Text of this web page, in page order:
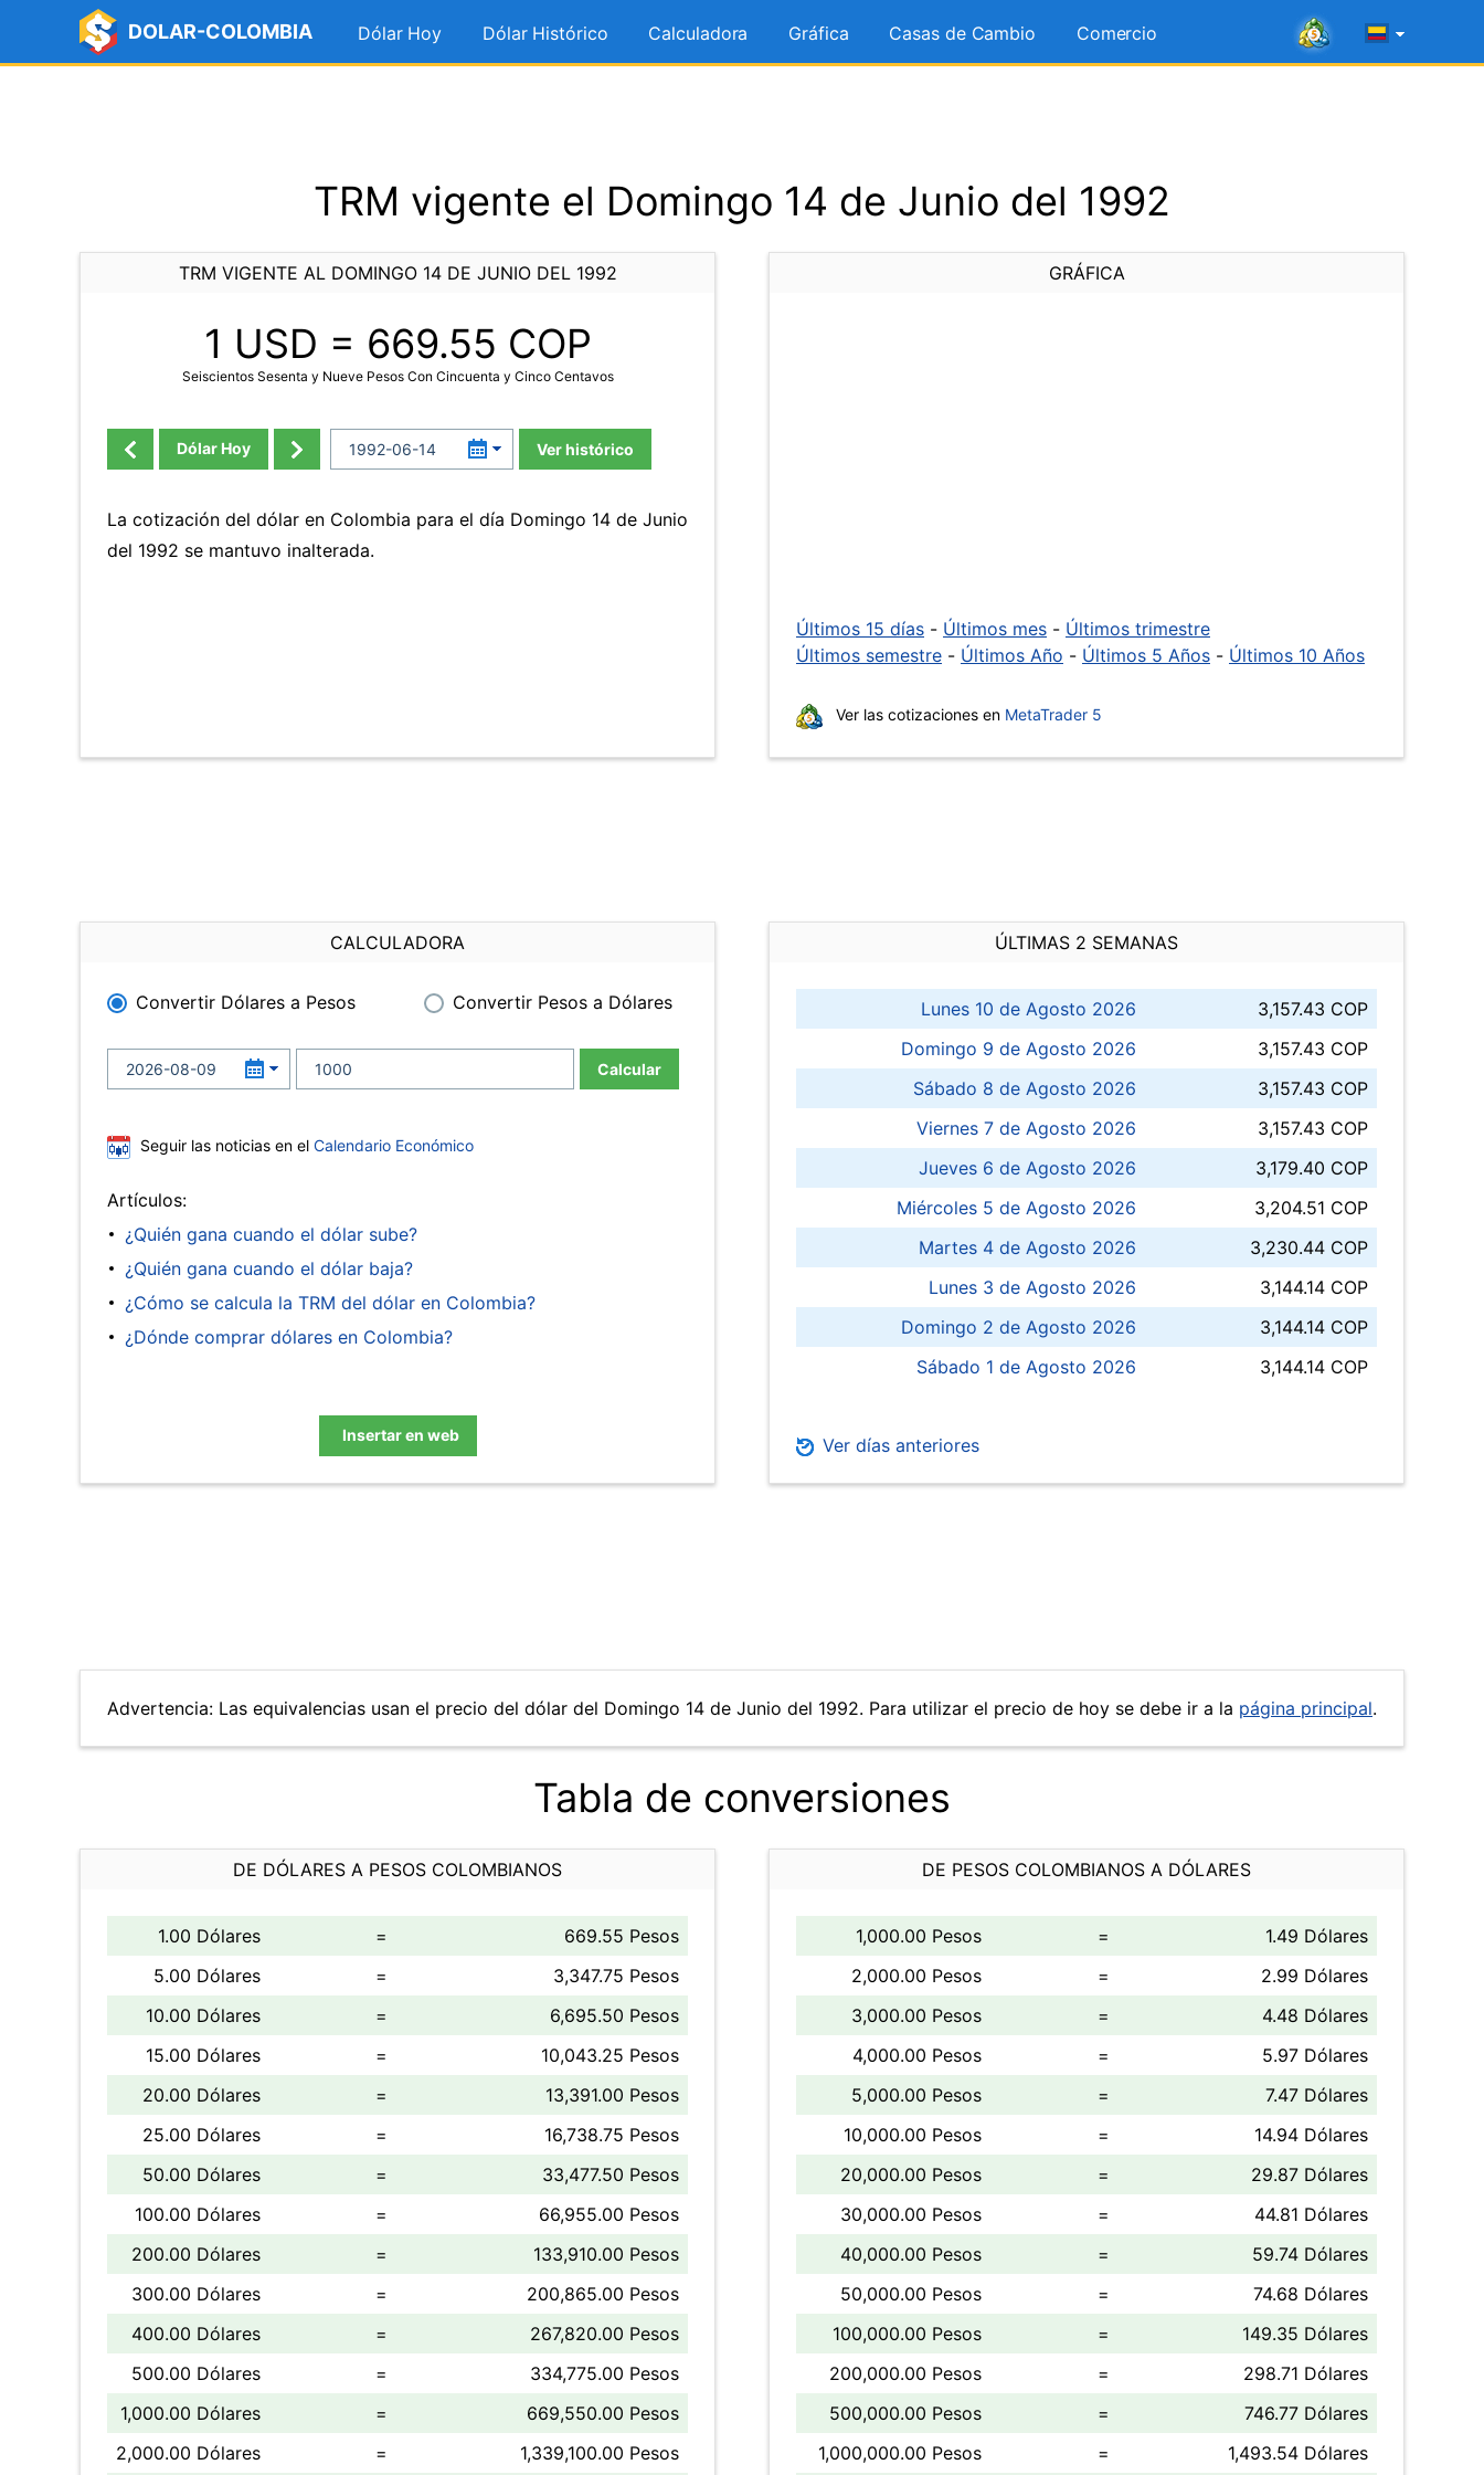
DOLAR-COLOMBIA Dólar Hoy Dólar Histórico Calculadora Gráfica Casas de Cambio Comercio
TRM vigente el Domingo 14 de Junio del 1992
TRM VIGENTE AL DOMINGO 14 DE JUNIO DEL 1992
1 USD = 669.55 COP
Seiscientos Sesenta y Nueve Pesos Con Cincuenta y Cinco Centavos
Dólar Hoy Ver histórico
La cotización del dólar en Colombia para el día Domingo 14 de Junio
del 1992 se mantuvo inalterada.
GRÁFICA
Últimos 15 días - Últimos mes - Últimos trimestre
Últimos semestre - Últimos Año - Últimos 5 Años - Últimos 10 Años
Ver las cotizaciones en MetaTrader 5
CALCULADORA
Convertir Dólares a Pesos Convertir Pesos a Dólares
Calcular
Seguir las noticias en el Calendario Económico
Artículos:
¿Quién gana cuando el dólar sube?
¿Quién gana cuando el dólar baja?
¿Cómo se calcula la TRM del dólar en Colombia?
¿Dónde comprar dólares en Colombia?
Insertar en web
ÚLTIMAS 2 SEMANAS
Lunes 10 de Agosto 2026
3,157.43 COP
Domingo 9 de Agosto 2026
3,157.43 COP
Sábado 8 de Agosto 2026
3,157.43 COP
Viernes 7 de Agosto 2026
3,157.43 COP
Jueves 6 de Agosto 2026
3,179.40 COP
Miércoles 5 de Agosto 2026
3,204.51 COP
Martes 4 de Agosto 2026
3,230.44 COP
Lunes 3 de Agosto 2026
3,144.14 COP
Domingo 2 de Agosto 2026
3,144.14 COP
Sábado 1 de Agosto 2026
3,144.14 COP
Ver días anteriores
Advertencia: Las equivalencias usan el precio del dólar del Domingo 14 de Junio del 1992. Para utilizar el precio de hoy se debe ir a la página principal.
Tabla de conversiones
DE DÓLARES A PESOS COLOMBIANOS
1.00 Dólares =
669.55 Pesos
5.00 Dólares
=
3,347.75 Pesos
10.00 Dólares
=
6,695.50 Pesos
15.00 Dólares
=
10,043.25 Pesos
20.00 Dólares
=
13,391.00 Pesos
25.00 Dólares
=
16,738.75 Pesos
50.00 Dólares
=
33,477.50 Pesos
100.00 Dólares
=
66,955.00 Pesos
200.00 Dólares
=
133,910.00 Pesos
300.00 Dólares
=
200,865.00 Pesos
400.00 Dólares
=
267,820.00 Pesos
500.00 Dólares
=
334,775.00 Pesos
1,000.00 Dólares
=
669,550.00 Pesos
2,000.00 Dólares
= 1,339,100.00 Pesos
DE PESOS COLOMBIANOS A DÓLARES
1,000.00 Pesos =
1.49 Dólares
2,000.00 Pesos
=
2.99 Dólares
3,000.00 Pesos
=
4.48 Dólares
4,000.00 Pesos
=
5.97 Dólares
5,000.00 Pesos
=
7.47 Dólares
10,000.00 Pesos
=
14.94 Dólares
20,000.00 Pesos
=
29.87 Dólares
30,000.00 Pesos
=
44.81 Dólares
40,000.00 Pesos
=
59.74 Dólares
50,000.00 Pesos
=
74.68 Dólares
100,000.00 Pesos
=
149.35 Dólares
200,000.00 Pesos
=
298.71 Dólares
500,000.00 Pesos
=
746.77 Dólares
1,000,000.00 Pesos
= 1,493.54 Dólares